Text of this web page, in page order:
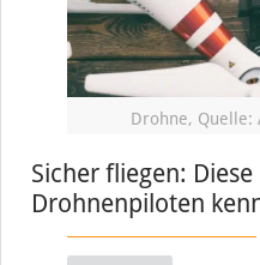
Drohne, Quelle:
Sicher fliegen:
Drohnenpiloten